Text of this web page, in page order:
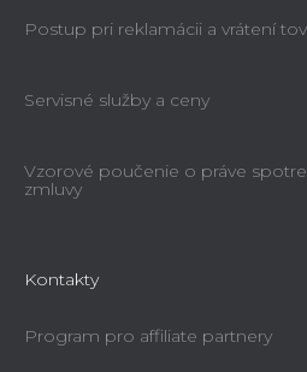
Postup pri reklamácii a vrátení
Servisné služby a ceny
Vzorové poučenie o práve
zmluvy
Kontakty
Program pro affiliate partnery